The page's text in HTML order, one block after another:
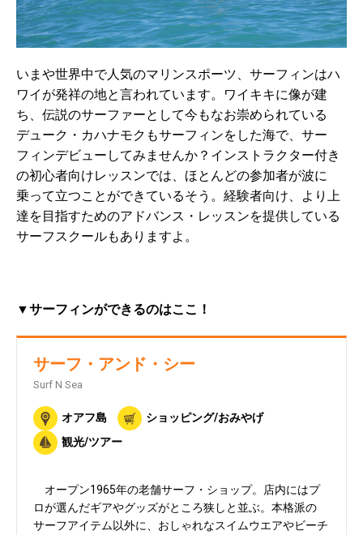
いまや世界中で人気のマリンスポーツ、サーフィンはハ
ワイが発祥の地と言われています。ワイキキに像が建
ち、伝説のサーファーとして今もなお崇められている
デューク・カハナモクもサーフィンをした海で、サー
フィンデビューしてみませんか？インストラクター付き
の初心者向けレッスンでは、ほとんどの参加者が波に
乗って立つことができているそう。経験者向け、より上
達を目指すためのアドバンス・レッスンを提供している
サーフスクールもありますよ。
▼サーフィンができるのはここ！
サーフ・アンド・シー
Surf N Sea
オアフ島
ショッピング/おみやげ
観光/ツアー
オープン1965年の老舗サーフ・ショップ。店内にはプ
ロが選んだギアやグッズがところ狭しと並ぶ。本格派の
サーフアイテム以外に、おしゃれなスイムウエアやビーチ